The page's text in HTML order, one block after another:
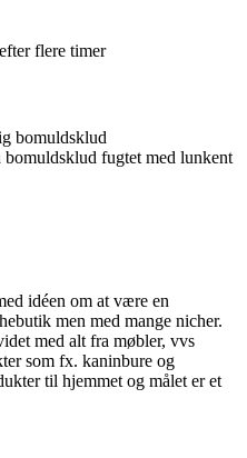
flere timer
bomuldsklud
fugtet med lunkent
idéen om at være en
men med mange nicher.
med alt fra møbler, vvs
som fx. kaninbure og
til hjemmet og målet er et